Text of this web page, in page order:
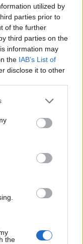
utilized by
parties prior to
of the further
third parties on the
information may
the IAB’s List of
disclose it to other
or more Google
You may click to
party tags to
in below Google
the